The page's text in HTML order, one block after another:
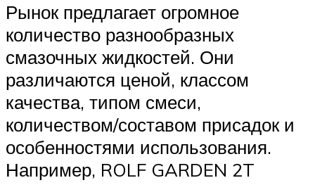
Рынок предлагает огромное
количество разнообразных
смазочных жидкостей. Они
различаются ценой, классом
качества, типом смеси,
количеством/составом присадок и
особенностями использования.
Например, ROLF GARDEN 2T